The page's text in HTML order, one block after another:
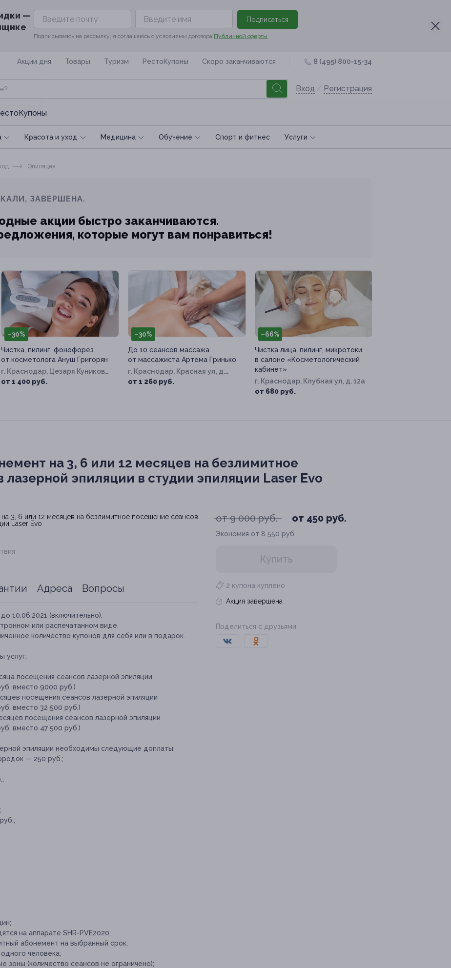
—
Подписаться
Подписываясь на рассылку, я соглашаюсь с условиями договора Публичной оферты
Акции дня Товары Туризм РестоКупоны Скоро заканчиваются 8 (495) 800-15-34
Вход / Регистрация
Красота и уход Медицина Обучение Спoрт и фитнес Услуги
Эпиляция
ЗАВЕРШЕНА.
акции быстро заканчиваются.
которые могут вам понравиться!
–30%
Чистка, пилинг, фонофорез
от косметолога Ануш Григорян
г. Краснодар, Цезаря Куникова
ул, д. 24, к. 2
от 1 400 руб.
–30%
До 10 сеансов массажа
от массажиста Артема Гринько
г. Краснодар, Красная ул, д.
124б
от 1 260 руб.
–66%
Чистка лица, пилинг, микротоки
в салоне «Косметологический
кабинет»
г. Краснодар, Клубная ул, д. 12а
от 680 руб.
на 3, 6 или 12 месяцев на безлимитное
эпиляции в студии эпиляции Laser Evo
от 9 000 руб. от 450 руб.
Экономия от 8 550 руб.
Купить
2 купона куплено
Акция завершена
Поделиться с друзьями
Адреса Вопросы
10.06.2021 (включительно).
или распечатанном виде.
количество купонов для себя или в подарок.
услуг:
посещения сеансов лазерной эпиляции
вместо 9000 руб.)
посещения сеансов лазерной эпиляции
вместо 32 500 руб.)
посещения сеансов лазерной эпиляции
вместо 47 500 руб.)
эпиляции необходимы следующие доплаты:
— 250 руб.;
на аппарате SHR-PVE2020;
абонемент на выбранный срок;
человека;
зоны (количество сеансов не ограничено);